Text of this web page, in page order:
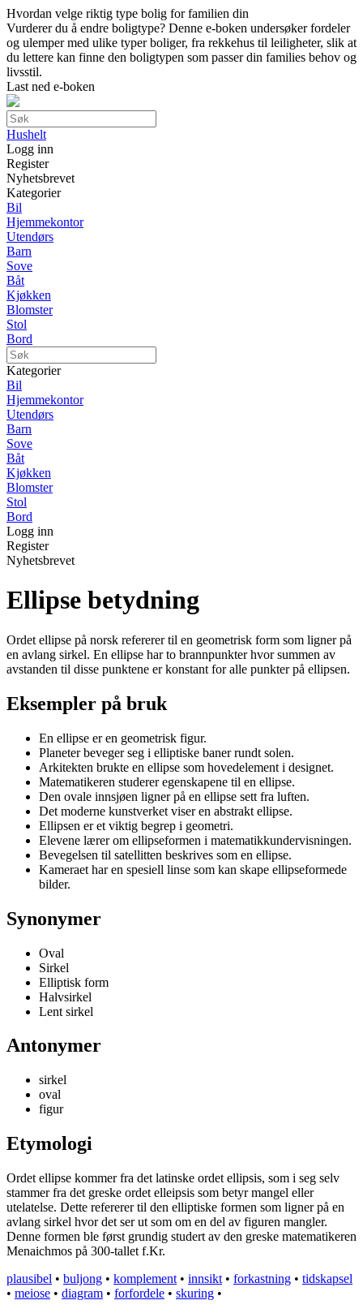
Hvordan velge riktig type bolig for familien din
Vurderer du å endre boligtype? Denne e-boken undersøker fordeler
og ulemper med ulike typer boliger, fra rekkehus til leiligheter, slik at
du lettere kan finne den boligtypen som passer din families behov og
livsstil.
Last ned e-boken
Hushelt
Logg inn
Register
Nyhetsbrevet
Kategorier
Bil
Hjemmekontor
Utendørs
Barn
Sove
Båt
Kjøkken
Blomster
Stol
Bord
Kategorier
Bil
Hjemmekontor
Utendørs
Barn
Sove
Båt
Kjøkken
Blomster
Stol
Bord
Logg inn
Register
Nyhetsbrevet
Ellipse betydning
Ordet ellipse på norsk refererer til en geometrisk form som ligner på
en avlang sirkel. En ellipse har to brannpunkter hvor summen av
avstanden til disse punktene er konstant for alle punkter på ellipsen.
Eksempler på bruk
En ellipse er en geometrisk figur.
Planeter beveger seg i elliptiske baner rundt solen.
Arkitekten brukte en ellipse som hovedelement i designet.
Matematikeren studerer egenskapene til en ellipse.
Den ovale innsjøen ligner på en ellipse sett fra luften.
Det moderne kunstverket viser en abstrakt ellipse.
Ellipsen er et viktig begrep i geometri.
Elevene lærer om ellipseformen i matematikkundervisningen.
Bevegelsen til satellitten beskrives som en ellipse.
Kameraet har en spesiell linse som kan skape ellipseformede
bilder.
Synonymer
Oval
Sirkel
Elliptisk form
Halvsirkel
Lent sirkel
Antonymer
sirkel
oval
figur
Etymologi
Ordet ellipse kommer fra det latinske ordet ellipsis, som i seg selv
stammer fra det greske ordet elleipsis som betyr mangel eller
utelatelse. Dette refererer til den elliptiske formen som ligner på en
avlang sirkel hvor det ser ut som om en del av figuren mangler.
Denne formen ble først grundig studert av den greske matematikeren
Menaichmos på 300-tallet f.Kr.
plausibel • buljong • komplement • innsikt • forkastning • tidskapsel
• meiose • diagram • forfordele • skuring •